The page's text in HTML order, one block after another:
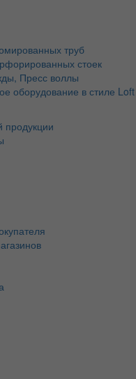
труб
стоек
Пресс воллы
оборудование в стиле Loft
продукции